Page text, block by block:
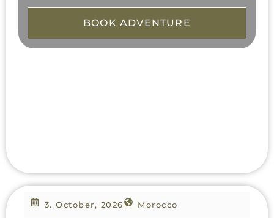
BOOK ADVENTURE
3. October, 2026 Morocco